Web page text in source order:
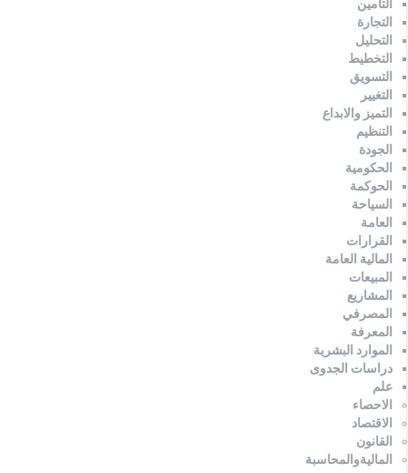
التأمين
التجارة
التحليل
التخطيط
التسويق
التغيير
التميز والابداع
التنظيم
الجودة
الحكومية
الحوكمة
السياحة
العامة
القرارات
المالية العامة
المبيعات
المشاريع
المصرفي
المعرفة
الموارد البشرية
دراسات الجدوى
علم
الاحصاء
الاقتصاد
القانون
الماليةوالمحاسبة